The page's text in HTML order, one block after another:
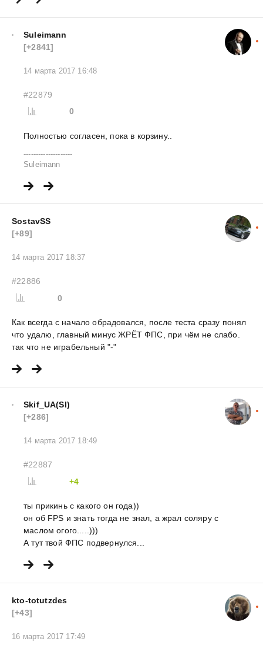
Suleimann
[+2841]
14 марта 2017 16:48
#22879
0
Полностью согласен, пока в корзину..
--------------------
Suleimann
SostavSS
[+89]
14 марта 2017 18:37
#22886
0
Как всегда с начало обрадовался, после теста сразу понял
что удалю, главный минус ЖРЁТ ФПС, при чём не слабо.
так что не играбельный "-"
Skif_UA(SI)
[+286]
14 марта 2017 18:49
#22887
+4
ты прикинь с какого он года))
он об FPS и знать тогда не знал, а жрал соляру с
маслом огого.....)))
А тут твой ФПС подвернулся...
kto-totutzdes
[+43]
16 марта 2017 17:49